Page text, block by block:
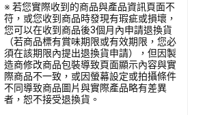
※ 若您實際收到的商品與產品資訊頁面不
符，或您收到商品時發現有瑕疵或損壞，
您可以在收到商品後3個月內申請退換貨
（若商品標有賞味期限或有效期限，您必
須在該期限內提出退換貨申請），但因製
造商修改商品包裝導致頁面顯示內容與實
際商品不一致，或因螢幕設定或拍攝條件
不同導致商品圖片與實際產品略有差異
者，恕不接受退換貨。